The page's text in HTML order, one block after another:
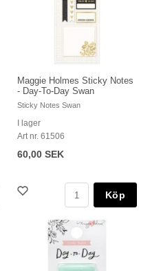
Maggie Holmes Sticky Notes
- Day-To-Day Swan
Sticky Notes Swan
I lager
Art nr. 61506
60,00 SEK
Köp